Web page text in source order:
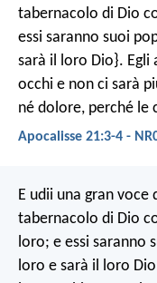
tabernacolo di Dio
essi saranno suoi
sarà il loro Dio}. Egli
occhi e non ci sarà
né dolore, perché le
Apocalisse 21:3-4 -
E udii una gran voce
tabernacolo di Dio
loro; e essi saranno
loro e sarà il loro